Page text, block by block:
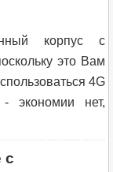
корпус с
это Вам
4G
экономии нет,
с